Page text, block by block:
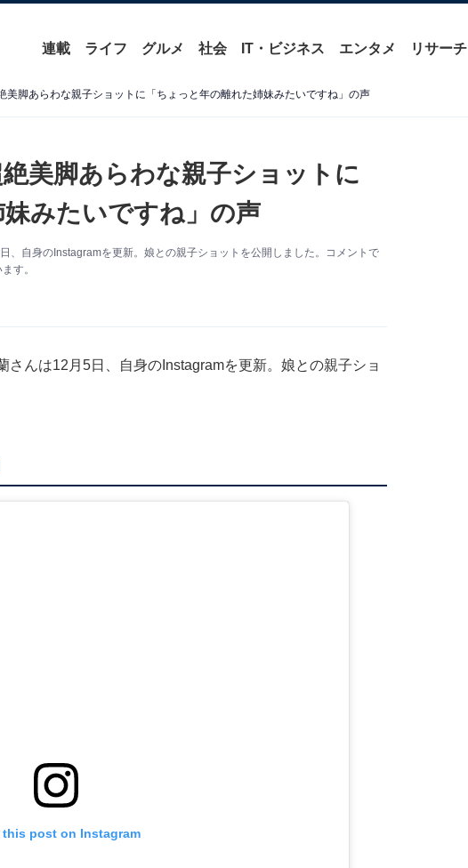
連載 ライフ グルメ 社会 IT・ビジネス エンタメ リサーチ
美脚あらわな親子ショットに「ちょっと年の離れた姉妹みたいですね」の声
美脚あらわな親子ショットに
妹みたいですね」の声
、自身のInstagramを更新。娘との親子ショットを公開しました。コメントで
す。
んは12月5日、自身のInstagramを更新。娘との親子ショ
this post on Instagram